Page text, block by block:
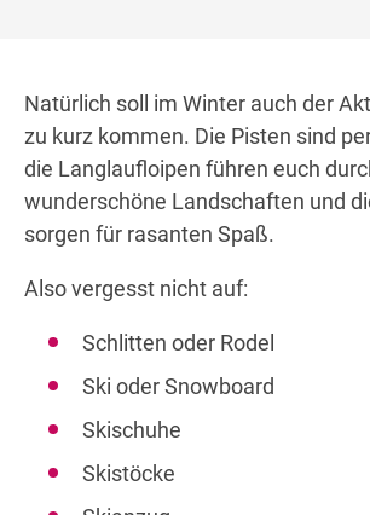
Natürlich soll im Winter auch der
zu kurz kommen. Die Pisten sind
die Langlaufloipen führen euch
wunderschöne Landschaften und
sorgen für rasanten Spaß.
Also vergesst nicht auf:
Schlitten oder Rodel
Ski oder Snowboard
Skischuhe
Skistöcke